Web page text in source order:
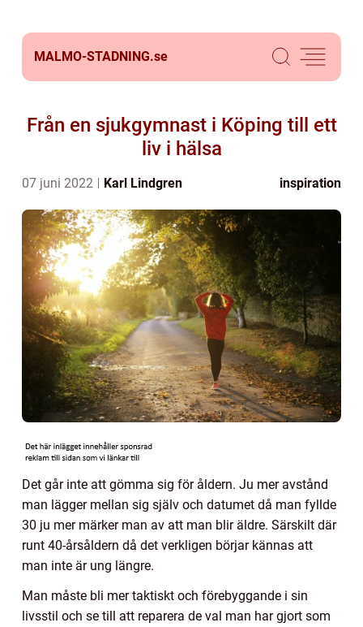
MALMO-STADNING.se
Från en sjukgymnast i Köping till ett
liv i hälsa
07 juni 2022 Karl Lindgren inspiration
Det går inte att gömma sig för åldern. Ju mer avstånd
man lägger mellan sig själv och datumet då man fyllde
30 ju mer märker man av att man blir äldre. Särskilt där
runt 40-årsåldern då det verkligen börjar kännas att
man inte är ung längre.
Man måste bli mer taktiskt och förebyggande i sin
livsstil och se till att reparera de val man har gjort som